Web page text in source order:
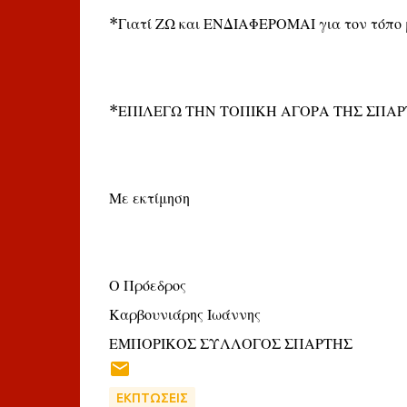
*Γιατί ΖΩ και ΕΝΔΙΑΦΕΡΟΜΑΙ για τον τόπο
*ΕΠΙΛΕΓΩ ΤΗΝ ΤΟΠΙΚΗ ΑΓΟΡΑ ΤΗΣ
Με εκτίμηση
Ο Πρόεδρος
Καρβουνιάρης Ιωάννης
ΕΜΠΟΡΙΚΟΣ ΣΥΛΛΟΓΟΣ ΣΠΑΡΤΗΣ
ΕΚΠΤΩΣΕΙΣ